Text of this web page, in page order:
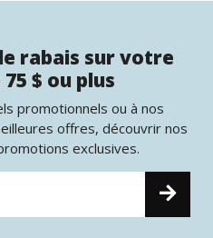
rabais sur votre
$ ou plus
promotionnels ou à nos
offres, découvrir nos
exclusives.